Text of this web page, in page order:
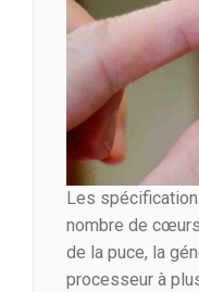
Les
nombre de
de la puce, la
processeur à